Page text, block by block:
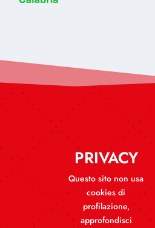
PRIVACY
Questo sito non usa
cookies di
profilazione,
approfondisci